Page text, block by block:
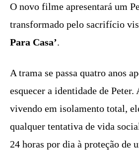
O novo filme apresentará um
transformado pelo sacrifício
Para Casa’.
A trama se passa quatro anos
esquecer a identidade de Peter.
vivendo em isolamento total,
qualquer tentativa de vida
24 horas por dia à proteção de